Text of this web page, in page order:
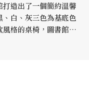
打造出了一個簡約溫馨
白、灰三色為基底色
格的桌椅，圖書館儼